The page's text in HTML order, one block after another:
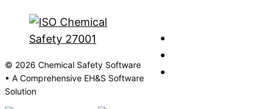
© 2026 Chemical Safety Software
• A Comprehensive EH&S Software
Solution